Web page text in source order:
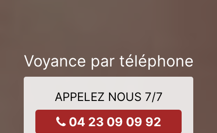
Voyance par téléphone
APPELEZ NOUS 7/7
04 23 09 09 92